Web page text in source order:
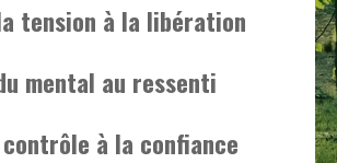
tension à la libération
mental au ressenti
à la confiance